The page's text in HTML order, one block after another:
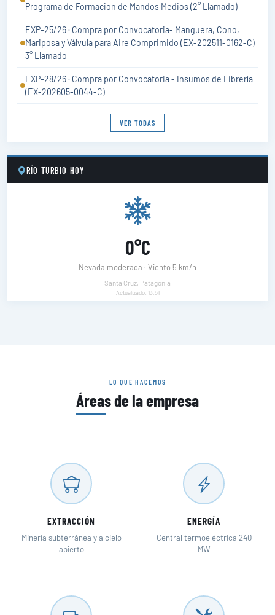
Programa de Formacion de Mandos Medios (2° Llamado)
EXP-25/26 · Compra por Convocatoria- Manguera, Cono,
Mariposa y Válvula para Aire Comprimido (EX-202511-0162-C)
3° Llamado
EXP-28/26 · Compra por Convocatoria - Insumos de Librería
(EX-202605-0044-C)
VER TODAS
RÍO TURBIO HOY
0°C
Nevada moderada · Viento 5 km/h
Santa Cruz, Patagonia
Actualizado: 13:51
LO QUE HACEMOS
Áreas de la empresa
EXTRACCIÓN
Minería subterránea y a cielo
abierto
ENERGÍA
Central termoeléctrica 240
MW